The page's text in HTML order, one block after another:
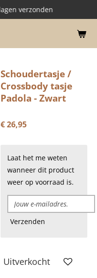
verzonden
Schoudertasje /
Crossbody tasje
Padola - Zwart
€ 26,95
Laat het me weten
wanneer dit product
weer op voorraad is.
Verzenden
Uitverkocht